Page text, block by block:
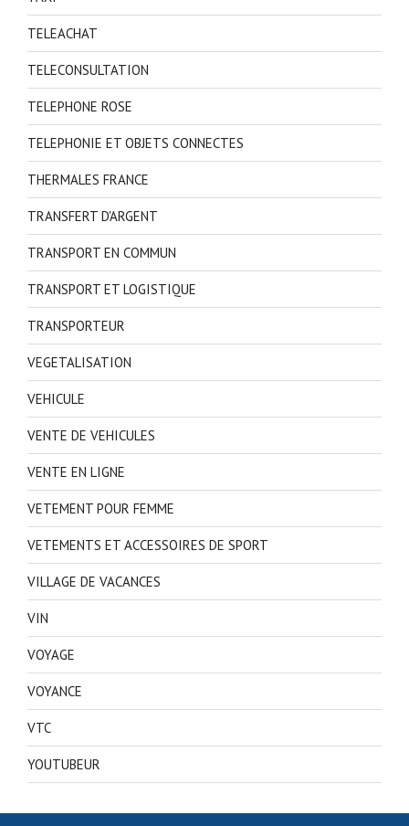
TELEACHAT
TELECONSULTATION
TELEPHONE ROSE
TELEPHONIE ET OBJETS CONNECTES
THERMALES FRANCE
TRANSFERT D'ARGENT
TRANSPORT EN COMMUN
TRANSPORT ET LOGISTIQUE
TRANSPORTEUR
VEGETALISATION
VEHICULE
VENTE DE VEHICULES
VENTE EN LIGNE
VETEMENT POUR FEMME
VETEMENTS ET ACCESSOIRES DE SPORT
VILLAGE DE VACANCES
VIN
VOYAGE
VOYANCE
VTC
YOUTUBEUR